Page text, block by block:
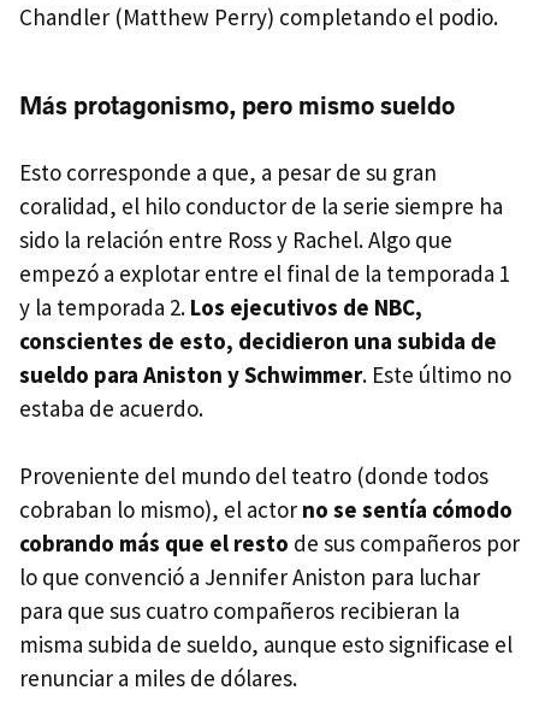
Chandler (Matthew Perry) completando el podio.
Más protagonismo, pero mismo sueldo
Esto corresponde a que, a pesar de su gran
coralidad, el hilo conductor de la serie siempre ha
sido la relación entre Ross y Rachel. Algo que
empezó a explotar entre el final de la temporada 1
y la temporada 2. Los ejecutivos de NBC,
conscientes de esto, decidieron una subida de
sueldo para Aniston y Schwimmer. Este último no
estaba de acuerdo.
Proveniente del mundo del teatro (donde todos
cobraban lo mismo), el actor no se sentía cómodo
cobrando más que el resto de sus compañeros por
lo que convenció a Jennifer Aniston para luchar
para que sus cuatro compañeros recibieran la
misma subida de sueldo, aunque esto significase el
renunciar a miles de dólares.